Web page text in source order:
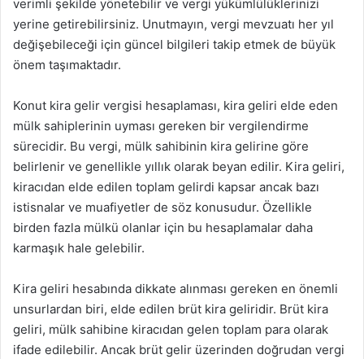
verimli şekilde yönetebilir ve vergi yükümlülüklerinizi
yerine getirebilirsiniz. Unutmayın, vergi mevzuatı her yıl
değişebileceği için güncel bilgileri takip etmek de büyük
önem taşımaktadır.
Konut kira gelir vergisi hesaplaması, kira geliri elde eden
mülk sahiplerinin uyması gereken bir vergilendirme
sürecidir. Bu vergi, mülk sahibinin kira gelirine göre
belirlenir ve genellikle yıllık olarak beyan edilir. Kira geliri,
kiracıdan elde edilen toplam gelirdi kapsar ancak bazı
istisnalar ve muafiyetler de söz konusudur. Özellikle
birden fazla mülkü olanlar için bu hesaplamalar daha
karmaşık hale gelebilir.
Kira geliri hesabında dikkate alınması gereken en önemli
unsurlardan biri, elde edilen brüt kira geliridir. Brüt kira
geliri, mülk sahibine kiracıdan gelen toplam para olarak
ifade edilebilir. Ancak brüt gelir üzerinden doğrudan vergi